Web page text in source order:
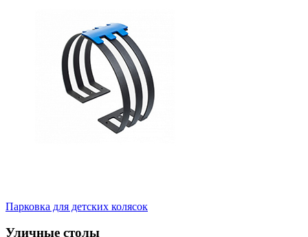
Парковка для детских колясок
Уличные столы